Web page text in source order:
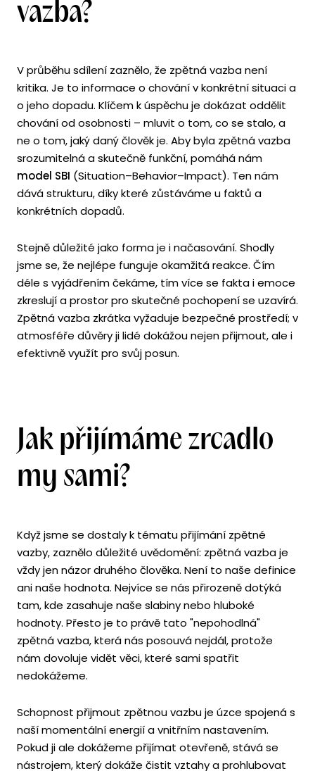
vazba?
V průběhu sdílení zaznělo, že zpětná vazba není
kritika. Je to informace o chování v konkrétní situaci a
o jeho dopadu. Klíčem k úspěchu je dokázat oddělit
chování od osobnosti – mluvit o tom, co se stalo, a
ne o tom, jaký daný člověk je. Aby byla zpětná vazba
srozumitelná a skutečně funkční, pomáhá nám
model SBI (Situation–Behavior–Impact). Ten nám
dává strukturu, díky které zůstáváme u faktů a
konkrétních dopadů.
Stejně důležité jako forma je i načasování. Shodly
jsme se, že nejlépe funguje okamžitá reakce. Čím
déle s vyjádřením čekáme, tím více se fakta i emoce
zkreslují a prostor pro skutečné pochopení se uzavírá.
Zpětná vazba zkrátka vyžaduje bezpečné prostředí; v
atmosféře důvěry ji lidé dokážou nejen přijmout, ale i
efektivně využít pro svůj posun.
Jak přijímáme zrcadlo
my sami?
Když jsme se dostaly k tématu přijímání zpětné
vazby, zaznělo důležité uvědomění: zpětná vazba je
vždy jen názor druhého člověka. Není to naše definice
ani naše hodnota. Nejvíce se nás přirozeně dotýká
tam, kde zasahuje naše slabiny nebo hluboké
hodnoty. Přesto je to právě tato "nepohodlná"
zpětná vazba, která nás posouvá nejdál, protože
nám dovoluje vidět věci, které sami spatřit
nedokážeme.
Schopnost přijmout zpětnou vazbu je úzce spojená s
naší momentální energií a vnitřním nastavením.
Pokud ji ale dokážeme přijímat otevřeně, stává se
nástrojem, který dokáže čistit vztahy a prohlubovat